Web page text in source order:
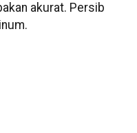
akurat. Persib